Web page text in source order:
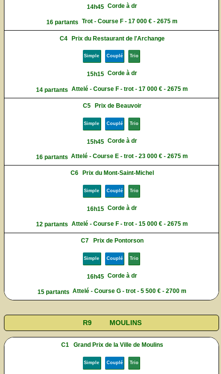
14h45 Corde à dr
16 partants Trot - Course F - 17 000 € - 2675 m
C4 Prix du Restaurant de l'Archange
Simple Couplé Trio
15h15 Corde à dr
14 partants Attelé - Course F - trot - 17 000 € - 2675 m
C5 Prix de Beauvoir
Simple Couplé Trio
15h45 Corde à dr
16 partants Attelé - Course E - trot - 23 000 € - 2675 m
C6 Prix du Mont-Saint-Michel
Simple Couplé Trio
16h15 Corde à dr
12 partants Attelé - Course F - trot - 15 000 € - 2675 m
C7 Prix de Pontorson
Simple Couplé Trio
16h45 Corde à dr
15 partants Attelé - Course G - trot - 5 500 € - 2700 m
R9 MOULINS
C1 Grand Prix de la Ville de Moulins
Simple Couplé Trio